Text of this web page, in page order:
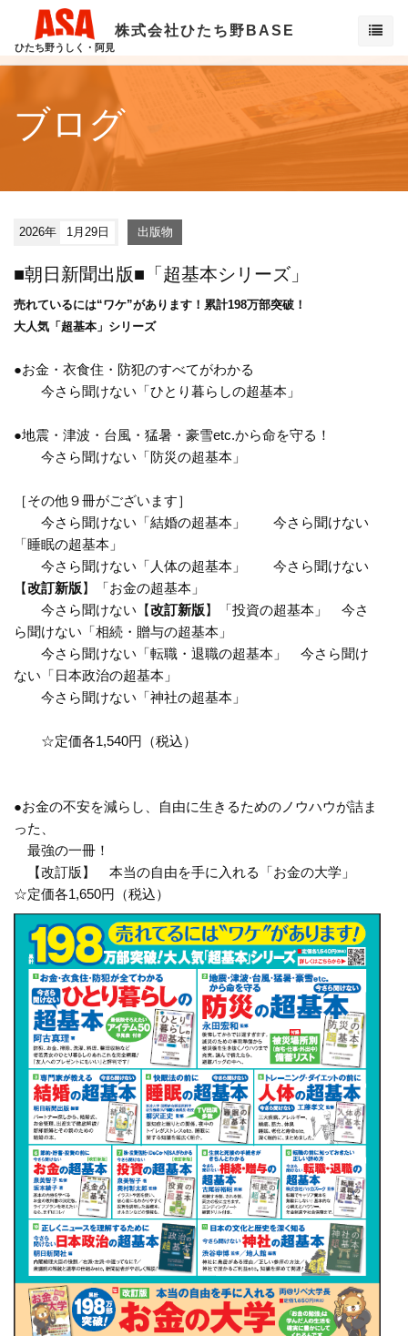
ひたち野うしく・阿見
株式会社ひたち野BASE
ブログ
2026年 1月29日 出版物
■朝日新聞出版■「超基本シリーズ」
売れているには“ワケ”があります！累計198万部突破！
大人気「超基本」シリーズ
●お金・衣食住・防犯のすべてがわかる
今さら聞けない「ひとり暮らしの超基本」
●地震・津波・台風・猛暑・豪雪etc.から命を守る！
今さら聞けない「防災の超基本」
［その他９冊がございます］
今さら聞けない「結婚の超基本」 今さら聞けない
「睡眠の超基本」
今さら聞けない「人体の超基本」 今さら聞けない
【改訂新版】「お金の超基本」
今さら聞けない【改訂新版】「投資の超基本」 今さ
ら聞けない「相続・贈与の超基本」
今さら聞けない「転職・退職の超基本」 今さら聞け
ない「日本政治の超基本」
今さら聞けない「神社の超基本」
☆定価各1,540円（税込）
●お金の不安を減らし、自由に生きるためのノウハウが詰ま
った、
最強の一冊！
【改訂版】 本当の自由を手に入れる「お金の大学」
☆定価各1,650円（税込）